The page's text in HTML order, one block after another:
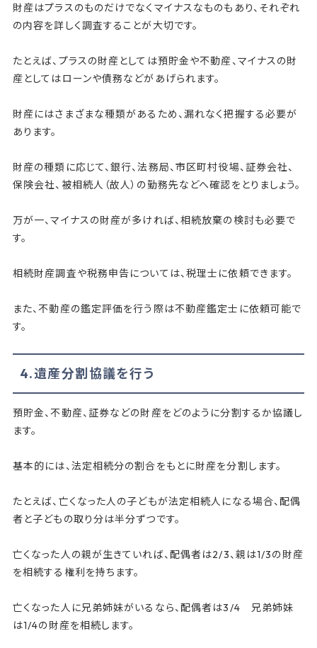
財産はプラスのものだけでなくマイナスなものもあり、それぞれ
の内容を詳しく調査することが大切です。
たとえば、プラスの財産としては預貯金や不動産、マイナスの財
産としてはローンや債務などがあげられます。
財産にはさまざまな種類があるため、漏れなく把握する必要が
あります。
財産の種類に応じて、銀行、法務局、市区町村役場、証券会社、
保険会社、被相続人（故人）の勤務先などへ確認をとりましょう。
万が一、マイナスの財産が多ければ、相続放棄の検討も必要で
す。
相続財産調査や税務申告については、税理士に依頼できます。
また、不動産の鑑定評価を行う際は不動産鑑定士に依頼可能で
す。
4.遺産分割協議を行う
預貯金、不動産、証券などの財産をどのように分割するか協議し
ます。
基本的には、法定相続分の割合をもとに財産を分割します。
たとえば、亡くなった人の子どもが法定相続人になる場合、配偶
者と子どもの取り分は半分ずつです。
亡くなった人の親が生きていれば、配偶者は2/3、親は1/3の財産
を相続する権利を持ちます。
亡くなった人に兄弟姉妹がいるなら、配偶者は3/4 兄弟姉妹
は1/4の財産を相続します。